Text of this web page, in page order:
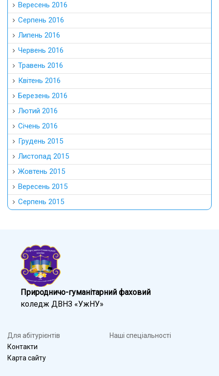
Вересень 2016
Серпень 2016
Липень 2016
Червень 2016
Травень 2016
Квітень 2016
Березень 2016
Лютий 2016
Січень 2016
Грудень 2015
Листопад 2015
Жовтень 2015
Вересень 2015
Серпень 2015
Природничо-гуманітарний фаховий
коледж ДВНЗ «УжНУ»
Для абітурієнтів
Контакти
Карта сайту
Наші спеціальності